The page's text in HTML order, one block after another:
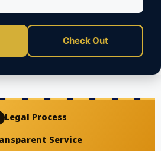
Check Out
Legal Process
Service